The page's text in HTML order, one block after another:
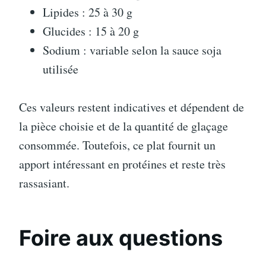
Lipides : 25 à 30 g
Glucides : 15 à 20 g
Sodium : variable selon la sauce soja
utilisée
Ces valeurs restent indicatives et dépendent de
la pièce choisie et de la quantité de glaçage
consommée. Toutefois, ce plat fournit un
apport intéressant en protéines et reste très
rassasiant.
Foire aux questions